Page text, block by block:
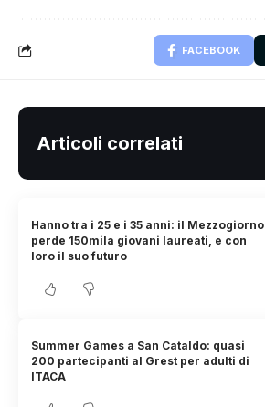
FACEBOOK
Articoli correlati
Hanno tra i 25 e i 35 anni: il Mezzogiorno
perde 150mila giovani laureati, e con
loro il suo futuro
Summer Games a San Cataldo: quasi
200 partecipanti al Grest per adulti di
ITACA